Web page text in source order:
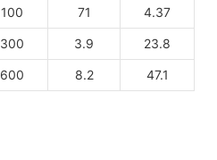
100 71 4.37
300 3.9 23.8
600 8.2 47.1